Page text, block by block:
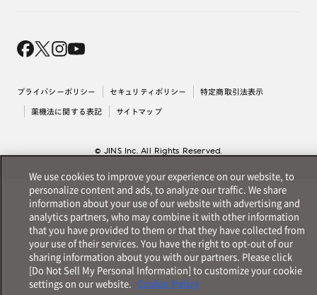
採用情報
プライバシーポリシー セキュリティポリシー 特定商取引法表示
薬機法に関する表記 サイトマップ
© JINS Inc. All Rights Reserved.
We use cookies to improve your experience on our website, to
personalize content and ads, to analyze our traffic. We share
information about your use of our website with advertising and
analytics partners, who may combine it with other information
that you have provided to them or that they have collected from
your use of their services. You have the right to opt-out of our
sharing information about you with our partners. Please click
[Do Not Sell My Personal Information] to customize your cookie
settings on our website. Cookie Policy